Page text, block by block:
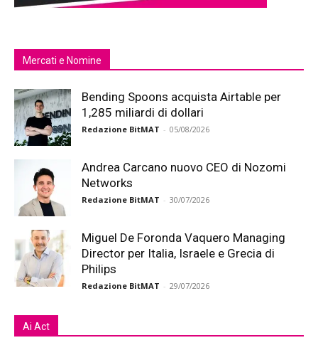
Mercati e Nomine
Bending Spoons acquista Airtable per
1,285 miliardi di dollari
Redazione BitMAT - 05/08/2026
Andrea Carcano nuovo CEO di Nozomi
Networks
Redazione BitMAT - 30/07/2026
Miguel De Foronda Vaquero Managing
Director per Italia, Israele e Grecia di
Philips
Redazione BitMAT - 29/07/2026
Ai Act